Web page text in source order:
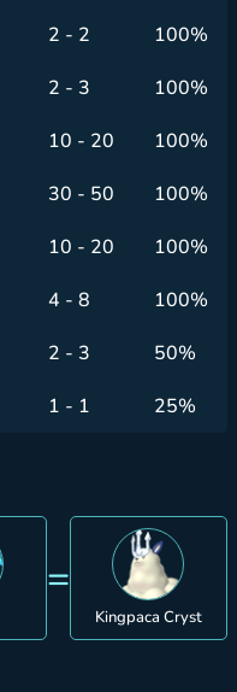
2 - 2
100%
2 - 3
100%
10 - 20
100%
30 - 50
100%
10 - 20
100%
4 - 8
100%
2 - 3
50%
1 - 1 25%
=
Kingpaca Cryst